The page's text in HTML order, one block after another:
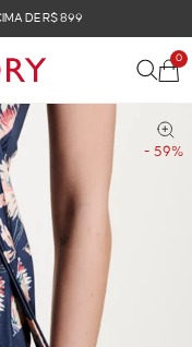
DE R$ 899
0
- 59%